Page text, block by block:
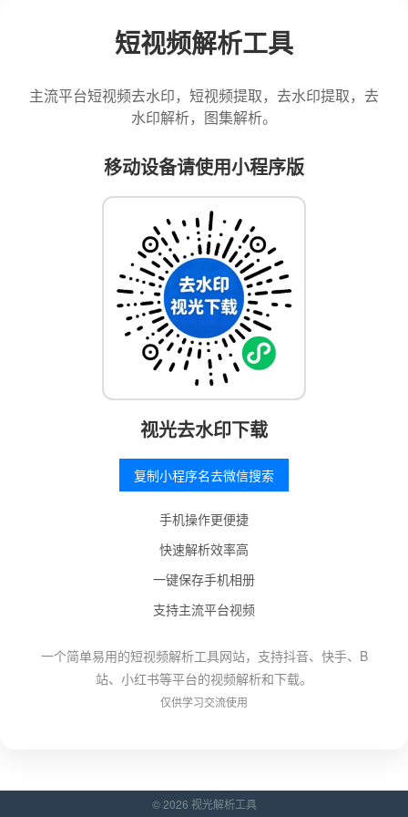
短视频解析工具
主流平台短视频去水印，短视频提取，去水印提取，去
水印解析，图集解析。
移动设备请使用小程序版
视光去水印下载
复制小程序名去微信搜索
手机操作更便捷
快速解析效率高
一键保存手机相册
支持主流平台视频
一个简单易用的短视频解析工具网站，支持抖音、快手、B
站、小红书等平台的视频解析和下载。
仅供学习交流使用
© 2026 视光解析工具